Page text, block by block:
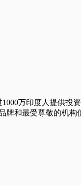
万印度人提供
牌和最受尊敬的机